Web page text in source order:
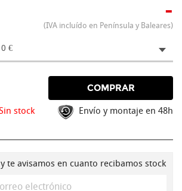
-
(IVA incluído en Península y Baleares)
€
COMPRAR
stock Envío y montaje en 48h
te avisamos en cuanto recibamos stock